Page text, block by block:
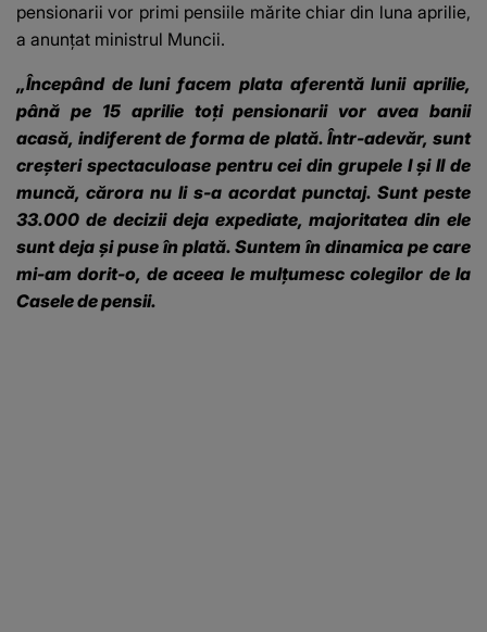
pensionarii vor primi pensiile mărite chiar din luna aprilie,
a anunţat ministrul Muncii.
„Începând de luni facem plata aferentă lunii aprilie,
până pe 15 aprilie toţi pensionarii vor avea banii
acasă, indiferent de forma de plată. Într-adevăr, sunt
creşteri spectaculoase pentru cei din grupele I şi II de
muncă, cărora nu li s-a acordat punctaj. Sunt peste
33.000 de decizii deja expediate, majoritatea din ele
sunt deja şi puse în plată. Suntem în dinamica pe care
mi-am dorit-o, de aceea le mulţumesc colegilor de la
Casele de pensii.